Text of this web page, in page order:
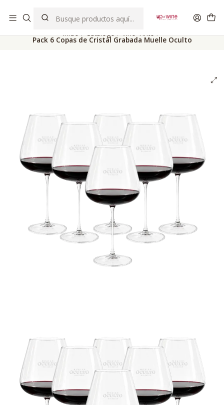
Inicio Catálogo Vino Tinto
Pack 6 Copas de Cristal Grabada Muelle Oculto